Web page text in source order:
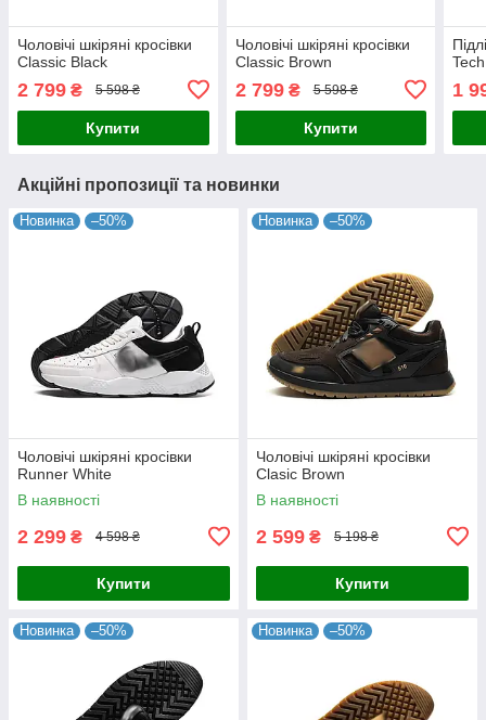
Чоловічі шкіряні кросівки
Classic Black
2 799 ₴ 5 598 ₴
Купити
Чоловічі шкіряні кросівки
Classic Brown
2 799₴ 5 598 ₴
Купити
1
Акційні пропозиції та новинки
Новинка –50%
Чоловічі шкіряні кросівки
Runner White
В наявності
2 299 ₴ 4 598 ₴
Купити
Новинка –50%
Чоловічі шкіряні кросівки
Clasic Brown
В наявності
2 599 ₴ 5 198 ₴
Купити
Новинка –50% Новинка –50%